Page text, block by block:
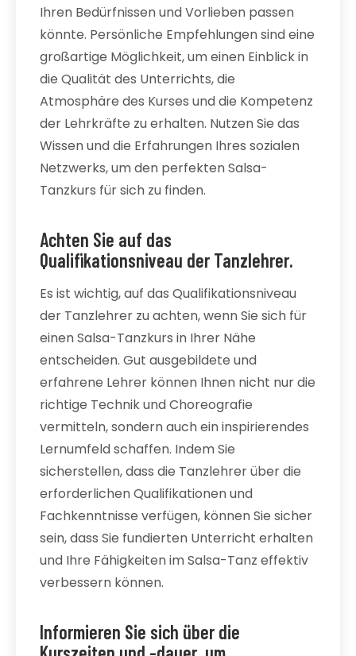
Ihren Bedürfnissen und Vorlieben passen
könnte. Persönliche Empfehlungen sind eine
großartige Möglichkeit, um einen Einblick in
die Qualität des Unterrichts, die
Atmosphäre des Kurses und die Kompetenz
der Lehrkräfte zu erhalten. Nutzen Sie das
Wissen und die Erfahrungen Ihres sozialen
Netzwerks, um den perfekten Salsa-
Tanzkurs für sich zu finden.
Achten Sie auf das
Qualifikationsniveau der Tanzlehrer.
Es ist wichtig, auf das Qualifikationsniveau
der Tanzlehrer zu achten, wenn Sie sich für
einen Salsa-Tanzkurs in Ihrer Nähe
entscheiden. Gut ausgebildete und
erfahrene Lehrer können Ihnen nicht nur die
richtige Technik und Choreografie
vermitteln, sondern auch ein inspirierendes
Lernumfeld schaffen. Indem Sie
sicherstellen, dass die Tanzlehrer über die
erforderlichen Qualifikationen und
Fachkenntnisse verfügen, können Sie sicher
sein, dass Sie fundierten Unterricht erhalten
und Ihre Fähigkeiten im Salsa-Tanz effektiv
verbessern können.
Informieren Sie sich über die